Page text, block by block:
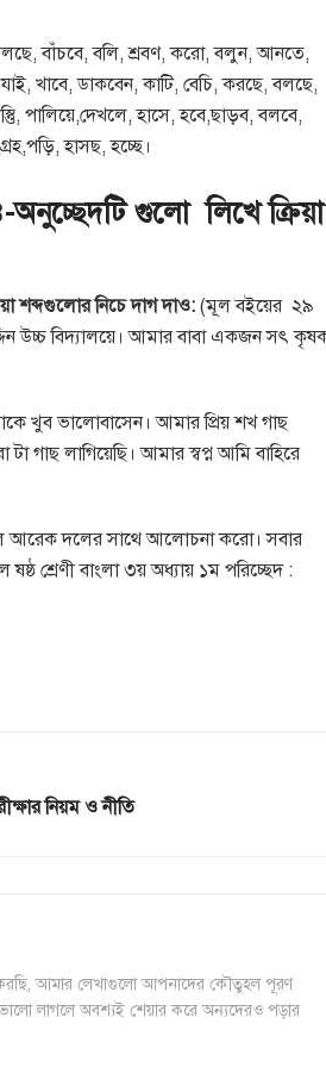
বাঁচবে, বলি, শ্রবণ, করো, বলুন, আনতে,
খাবে, ডাকবেন, কাটি, বেচি, করছে, বলছে,
পালিয়ে,দেখলে, হাসে, হবে,ছাড়ব, বলবে,
হাসছ, হচ্ছে।
অনুচ্ছেদটি গুলো লিখে ক্রিয়া
শব্দগুলোর নিচে দাগ দাও: (মূল বইয়ের ২৯
উচ্চ বিদ্যালয়ে। আমার বাবা একজন সৎ
খুব ভালোবাসেন। আমার প্রিয় শখ গাছ
গাছ লাগিয়েছি।আমার স্বপ্ন আমি বাহিরে
আরেক দলের সাথে আলোচনা করো। সবার
ষষ্ঠ শ্রেণী বাংলা ৩য় অধ্যায় ১ম পরিচ্ছেদ :
নিয়ম ও নীতি
আমার লেখাগুলো আপনাদের কৌতুহল পূরণ
লাগলে অবশ্যই শেয়ার করে অন্যদেরও পড়ার